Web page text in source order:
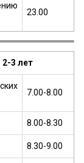
23.00
3 лет
7.00-8.00
8.00-8.30
8.30-9.00